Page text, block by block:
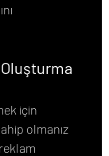
için
olmanız